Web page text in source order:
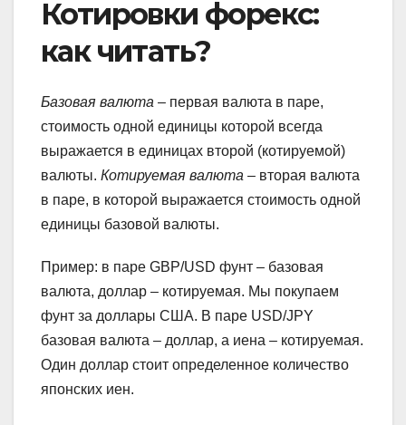
Котировки форекс:
как читать?
Базовая валюта – первая валюта в паре,
стоимость одной единицы которой всегда
выражается в единицах второй (котируемой)
валюты. Котируемая валюта – вторая валюта
в паре, в которой выражается стоимость одной
единицы базовой валюты.
Пример: в паре GBP/USD фунт – базовая
валюта, доллар – котируемая. Мы покупаем
фунт за доллары США. В паре USD/JPY
базовая валюта – доллар, а иена – котируемая.
Один доллар стоит определенное количество
японских иен.